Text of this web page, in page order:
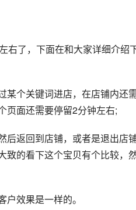
右了，下面在和大家详细介绍
某个关键词进店，在店铺内还
页面还需要停留2分钟左右;
后返回到店铺，或者是退出店
致的看下这个宝贝有个比较，
效果是一样的。